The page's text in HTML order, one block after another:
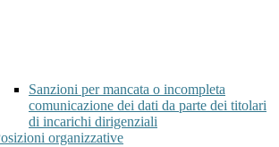
Sanzioni per mancata o incompleta
comunicazione dei dati da parte dei titolari
di incarichi dirigenziali
organizzative